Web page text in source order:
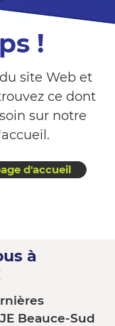
!
site Web et
ce dont
sur notre
d'accueil
à
Beauce-Sud